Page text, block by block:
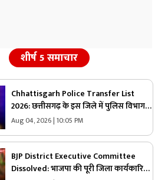
शीर्ष 5 समाचार
Chhattisgarh Police Transfer List
2026: छत्तीसगढ़ के इस जिले में पुलिस विभाग में
बड़ा फेरबदल.. एक साथ बदले गए कई ASI,
Aug 04, 2026 | 10:05 PM
BJP District Executive Committee
Dissolved: भाजपा की पूरी जिला कार्यकारिणी